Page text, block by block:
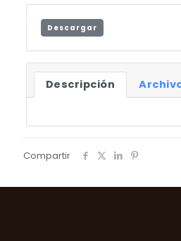
Descargar
Descripción
Compartir